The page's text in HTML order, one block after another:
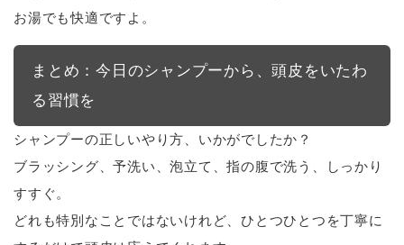
お湯でも快適ですよ。
まとめ：今日のシャンプーから、頭皮をいたわ
る習慣を
シャンプーの正しいやり方、いかがでしたか？
ブラッシング、予洗い、泡立て、指の腹で洗う、しっかり
すすぐ。
どれも特別なことではないけれど、ひとつひとつを丁寧に